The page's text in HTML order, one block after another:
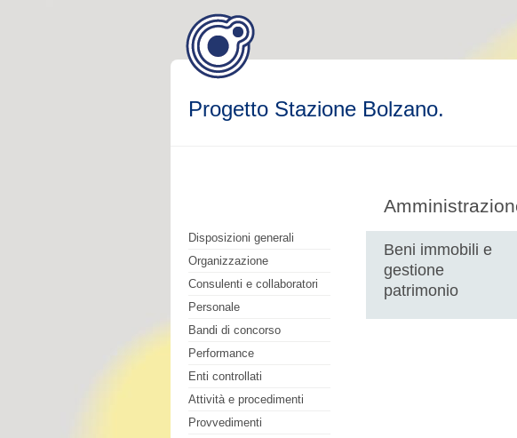
Progetto Stazione Bolzano.
Disposizioni generali
Organizzazione
Consulenti e collaboratori
Personale
Bandi di concorso
Performance
Enti controllati
Attività e procedimenti
Provvedimenti
Beni immobili e
gestione
patrimonio